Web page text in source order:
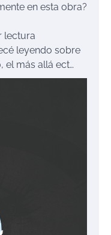
en esta obra?
lectura
leyendo sobre
el más allá ect…